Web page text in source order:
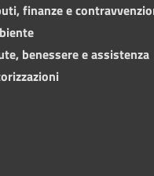
finanze e
benessere e assistenza